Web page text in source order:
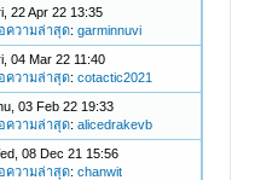
22 Apr 22 13:35
ความล่าสุด:garminnuvi
04 Mar 22 11:40
ความล่าสุด:cotactic2021
03 Feb 22 19:33
ความล่าสุด:alicedrakevb
08 Dec 21 15:56
ความล่าสุด:chanwit